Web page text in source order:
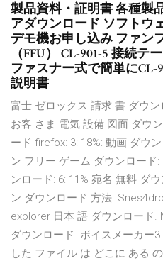
製品資料・証明書 各種製
アダウンロード ソフトウ
デモ機お申し込み ファン
（FFU） CL-901-5 接続テ
ファスナー式で簡単にCL-
説明書
富士 ゼロックス 請求 書 ダウ
お客 さま 電気 設備 図面 ダウ
ード firefox: 3: 18%: 動画 ダウ
ン フリー ゲーム ダウンロード
ンロード: 6: 11% 宛名 無料 ダ
ン ダウンロード 方法.
explorer 日本 語 ダウンロード
ダウンロード. ボイスメーカー
した ファイル は どこに ある